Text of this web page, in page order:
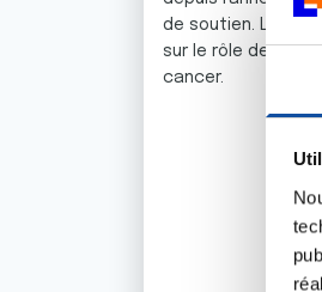
de soutien. Les
sur le rôle de
cancer.